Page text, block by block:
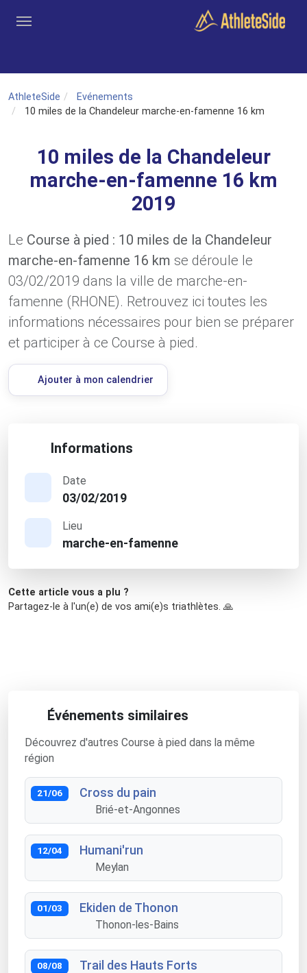
AthleteSide
Evénements
10 miles de la Chandeleur marche-en-famenne 16 km
10 miles de la Chandeleur
marche-en-famenne 16 km
2019
Le Course à pied : 10 miles de la Chandeleur
marche-en-famenne 16 km se déroule le
03/02/2019 dans la ville de marche-en-
famenne (RHONE). Retrouvez ici toutes les
informations nécessaires pour bien se préparer
et participer à ce Course à pied.
Ajouter à mon calendrier
Informations
Date
03/02/2019
Lieu
marche-en-famenne
Cette article vous a plu ?
Partagez-le à l'un(e) de vos ami(e)s triathlètes. 🙏
Événements similaires
Découvrez d'autres Course à pied dans la même
région
21/06 Cross du pain
Brié-et-Angonnes
12/04 Humani'run
Meylan
01/03 Ekiden de Thonon
Thonon-les-Bains
08/08 Trail des Hauts Forts